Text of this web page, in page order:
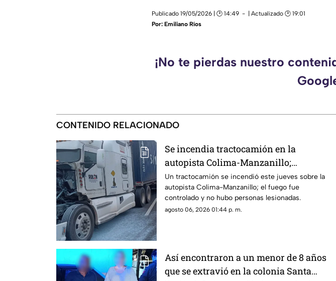
Publicado 19/05/2026 | 🕑 14:49
| Actualizado 🕑 19:01
Por: Emiliano Ríos
¡No te pierdas nuestro
CONTENIDO RELACIONADO
Se incendia tractocamión en la
autopista Colima-Manzanillo;
circulación queda parcialmente
afectada
Un tractocamión se incendió este jueves sobre la
autopista Colima-Manzanillo; el fuego fue
controlado y no hubo personas lesionadas.
agosto 06, 2026 01:44 p. m.
Así encontraron a un menor de 8 años
que se extravió en la colonia Santa